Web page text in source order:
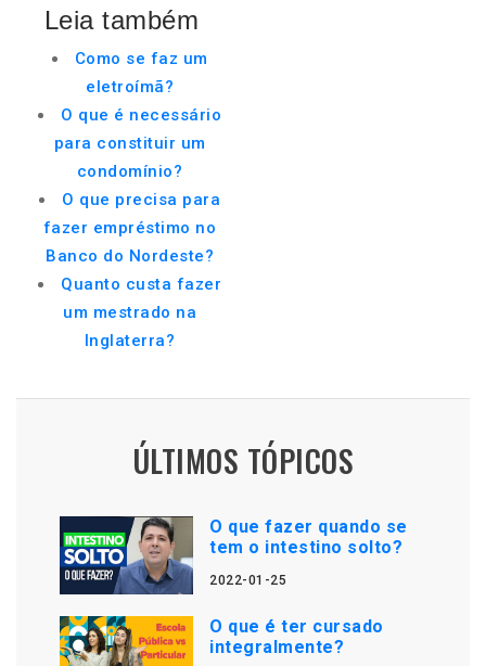
Leia também
Como se faz um
eletroímã?
O que é necessário
para constituir um
condomínio?
O que precisa para
fazer empréstimo no
Banco do Nordeste?
Quanto custa fazer
um mestrado na
Inglaterra?
ÚLTIMOS TÓPICOS
O que fazer quando se
tem o intestino solto?
2022-01-25
O que é ter cursado
integralmente?